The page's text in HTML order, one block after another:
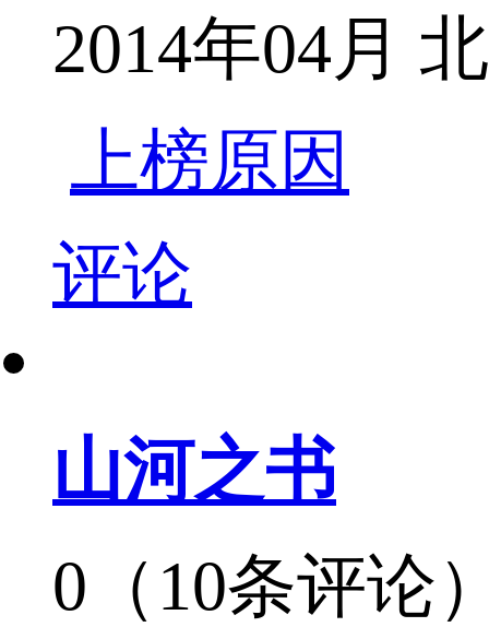
2014年04月
上榜原因
评论
山河之书
0（10条评论